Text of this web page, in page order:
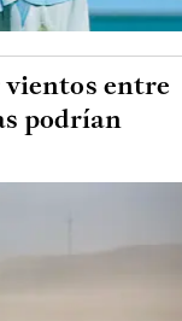
vientos entre
podrían